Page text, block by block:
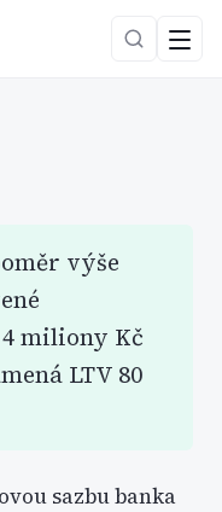
výše
miliony Kč
LTV 80
sazbu banka